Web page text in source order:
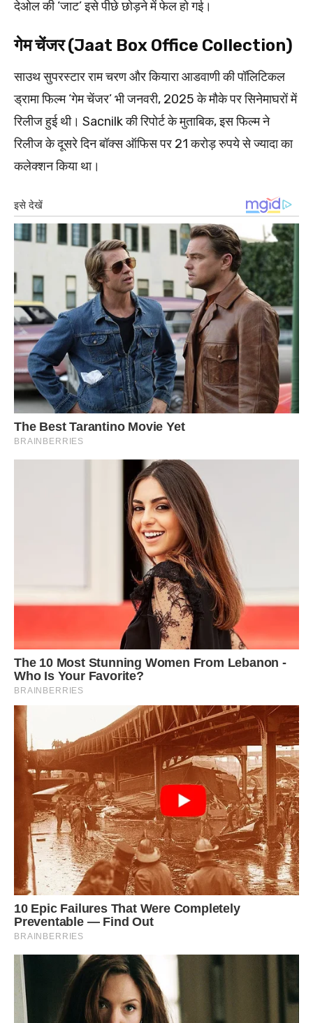
देओल की ‘जाट’ इसे पीछे छोड़ने में फेल हो गई।
गेम चेंजर (Jaat Box Office Collection)
साउथ सुपरस्टार राम चरण और कियारा आडवाणी की पॉलिटिकल
ड्रामा फिल्म ‘गेम चेंजर’ भी जनवरी, 2025 के मौके पर सिनेमाघरों में
रिलीज हुई थी। Sacnilk की रिपोर्ट के मुताबिक, इस फिल्म ने
रिलीज के दूसरे दिन बॉक्स ऑफिस पर 21 करोड़ रुपये से ज्यादा का
कलेक्शन किया था।